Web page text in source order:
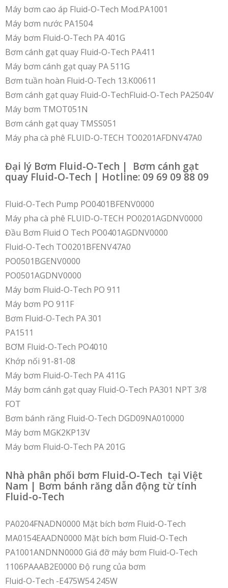
Máy bơm cao áp Fluid-O-Tech Mod.PA1001
Máy bơm nước PA1504
Máy bơm Fluid-O-Tech PA 401G
Bơm cánh gạt quay Fluid-O-Tech PA411
Máy bơm cánh gạt quay PA 511G
Bơm tuần hoàn Fluid-O-Tech 13.K00611
Bơm cánh gạt quay Fluid-O-TechFluid-O-Tech PA2504V
Máy bơm TMOT051N
Bơm cánh gạt quay TMSS051
Máy pha cà phê FLUID-O-TECH TO0201AFDNV47A0
Đại lý Bơm Fluid-O-Tech | Bơm cánh gạt
quay Fluid-O-Tech | Hotline: 09 69 09 88 09
Fluid-O-Tech Pump PO0401BFENV0000
Máy pha cà phê FLUID-O-TECH PO0201AGDNV0000
Đầu Bơm Fluid O Tech PO0401AGDNV0000
Fluid-O-Tech TO0201BFENV47A0
PO0501BGENV0000
PO0501AGDNV0000
Máy bơm Fluid-O-Tech PO 911
Máy bơm PO 911F
Bơm Fluid-O-Tech PA 301
PA1511
BƠM Fluid-O-Tech PO4010
Khớp nối 91-81-08
Máy bơm Fluid-O-Tech PA 411G
Máy bơm cánh gạt quay Fluid-O-Tech PA301 NPT 3/8
FOT
Bơm bánh răng Fluid-O-Tech DGD09NA010000
Máy bơm MGK2KP13V
Máy bơm Fluid-O-Tech PA 201G
Nhà phân phối bơm Fluid-O-Tech tại Việt
Nam | Bơm bánh răng dẫn động từ tính
Fluid-o-Tech
PA0204FNADN0000 Mặt bích bơm Fluid-O-Tech
MA0154EAADN0000 Mặt bích bơm Fluid-O-Tech
PA1001ANDNN0000 Giá đỡ máy bơm Fluid-O-Tech
1106PAAAB2E0000 Độ rung của bơm
Fluid-O-Tech -E475W54 245W